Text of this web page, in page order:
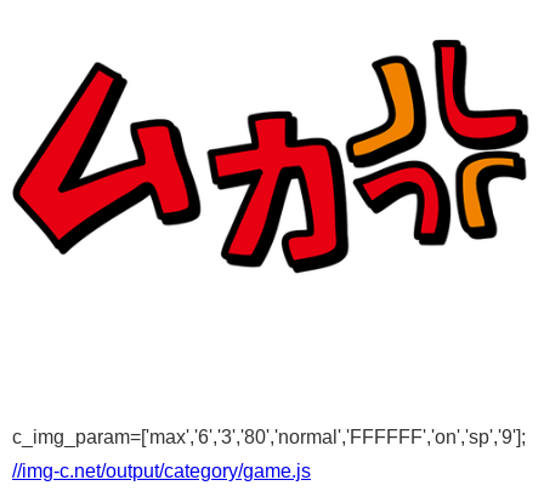
c_img_param=['max','6','3','80','normal','FFFFFF','on','sp','9'];
//img-c.net/output/category/game.js